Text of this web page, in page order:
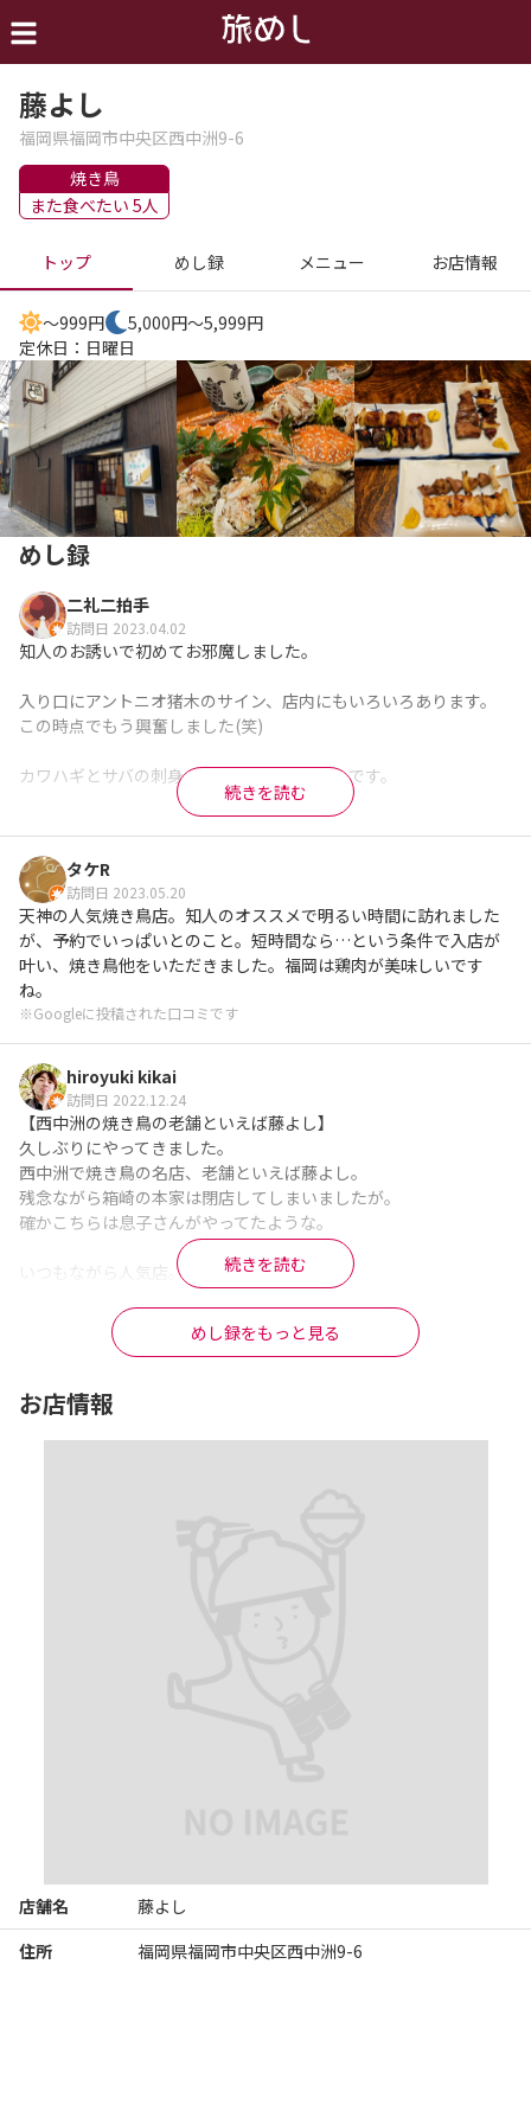
藤よし
福岡県福岡市中央区西中洲9-6
焼き鳥
また食べたい 5人
トップ めし録 メニュー お店情報
～999円
5,000円～5,999円
定休日： 日曜日
めし録
二礼二拍手
訪問日 2023.04.02
知人のお誘いで初めてお邪魔しました。
入り口にアントニオ猪木のサイン、店内にもいろいろあります。
この時点でもう興奮しました(笑)
カワハギとサバの刺身、とても美味しかったです。
カニクリームコロッケがまた絶品、めちゃくちゃ美味い😋
予約がなかなか取れないのもうなずけます、こりゃ名店だ。
ごちそうさまでした。
ありがとうございましたm(_ _)m
※Googleに投稿された口コミです
続きを読む
タケR
訪問日 2023.05.20
天神の人気焼き鳥店。知人のオススメで明るい時間に訪れました
が、予約でいっぱいとのこと。短時間なら…という条件で入店が
叶い、焼き鳥他をいただきました。福岡は鶏肉が美味しいです
ね。
※Googleに投稿された口コミです
hiroyuki kikai
訪問日 2022.12.24
【西中洲の焼き鳥の老舗といえば藤よし】
久しぶりにやってきました。
西中洲で焼き鳥の名店、老舗といえば藤よし。
残念ながら箱崎の本家は閉店してしまいましたが。
確かこちらは息子さんがやってたような。
いつもながら人気店。
美味しい焼き鳥なんですが、様々な希少な部位がいただける、鶏
注文したのは希少部位の数々。
美味しくいただきながら酒もすすむ。
カウンターで焼き上がりを見るのもよし。
続きを読む
めし録をもっと見る
お店情報
店舗名
藤よし
住所
福岡県福岡市中央区西中洲9-6